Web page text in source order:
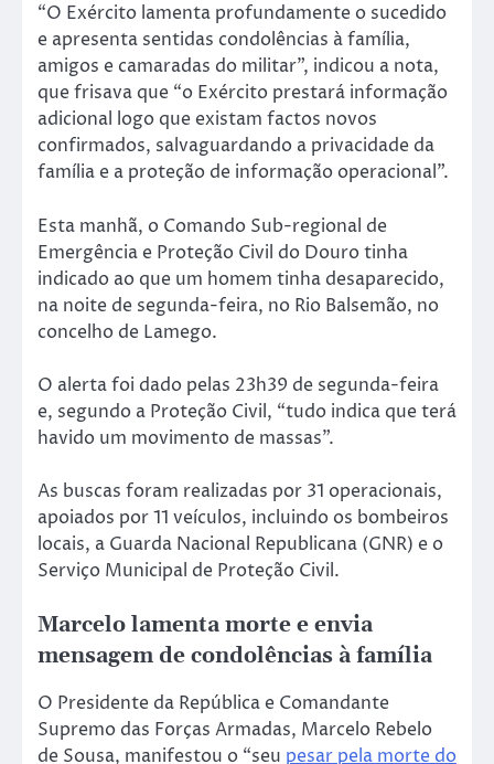
“O Exército lamenta profundamente o sucedido
e apresenta sentidas condolências à família,
amigos e camaradas do militar”, indicou a nota,
que frisava que “o Exército prestará informação
adicional logo que existam factos novos
confirmados, salvaguardando a privacidade da
família e a proteção de informação operacional”.
Esta manhã, o Comando Sub-regional de
Emergência e Proteção Civil do Douro tinha
indicado ao que um homem tinha desaparecido,
na noite de segunda-feira, no Rio Balsemão, no
concelho de Lamego.
O alerta foi dado pelas 23h39 de segunda-feira
e, segundo a Proteção Civil, “tudo indica que terá
havido um movimento de massas”.
As buscas foram realizadas por 31 operacionais,
apoiados por 11 veículos, incluindo os bombeiros
locais, a Guarda Nacional Republicana (GNR) e o
Serviço Municipal de Proteção Civil.
Marcelo lamenta morte e envia
mensagem de condolências à família
O Presidente da República e Comandante
Supremo das Forças Armadas, Marcelo Rebelo
de Sousa, manifestou o “seu pesar pela morte do